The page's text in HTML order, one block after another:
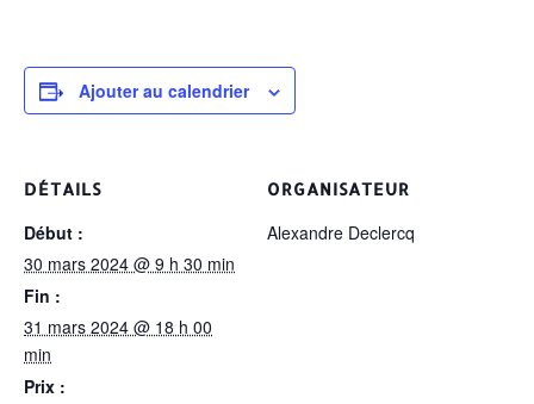
Ajouter au calendrier
DÉTAILS
Début :
30 mars 2024 @ 9 h 30 min
Fin :
31 mars 2024 @ 18 h 00
min
Prix :
ORGANISATEUR
Alexandre Declercq